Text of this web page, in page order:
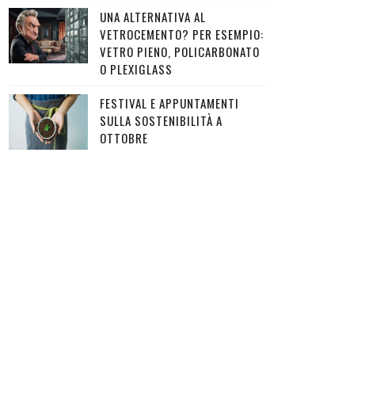
UNA ALTERNATIVA AL
VETROCEMENTO? PER ESEMPIO:
VETRO PIENO, POLICARBONATO
O PLEXIGLASS
FESTIVAL E APPUNTAMENTI
SULLA SOSTENIBILITÀ A
OTTOBRE